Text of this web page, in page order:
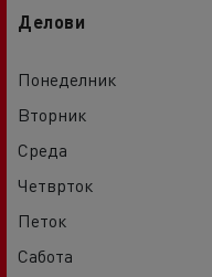
Делови
Понеделник
Вторник
Среда
Четврток
Петок
Сабота